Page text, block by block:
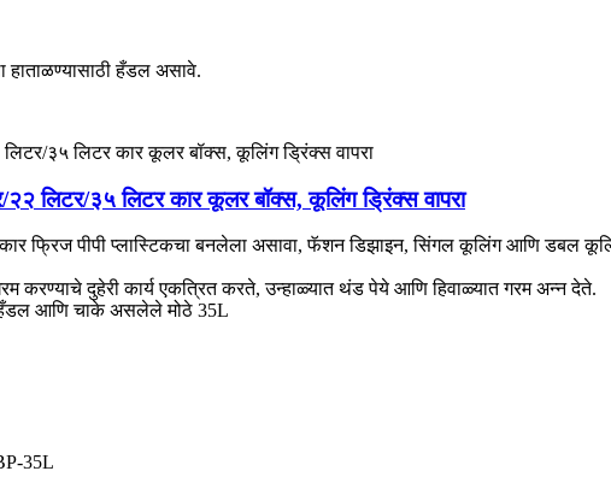
हाताळण्यासाठी हँडल असावे.
२२ लिटर/३५ लिटर कार कूलर बॉक्स, कूलिंग ड्रिंक्स वापरा
कार फ्रिज पीपी प्लास्टिकचा बनलेला असावा, फॅशन डिझाइन, सिंगल कूलिंग आणि डबल
करण्याचे दुहेरी कार्य एकत्रित करते, उन्हाळ्यात थंड पेये आणि हिवाळ्यात गरम अन्न देते.
हँडल आणि चाके असलेले मोठे 35L
35L